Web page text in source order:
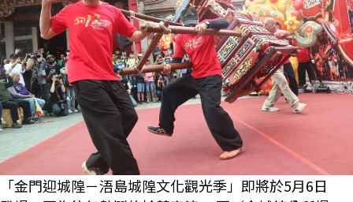
「金門迎城隍－浯島城隍文化觀光季」即將於5月6日